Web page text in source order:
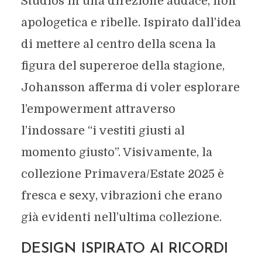
apologetica e ribelle. Ispirato dall’idea
di mettere al centro della scena la
figura del supereroe della stagione,
Johansson afferma di voler esplorare
l’empowerment attraverso
l’indossare “i vestiti giusti al
momento giusto”. Visivamente, la
collezione Primavera/Estate 2025 è
fresca e sexy, vibrazioni che erano
già evidenti nell’ultima collezione.
DESIGN ISPIRATO AI RICORDI